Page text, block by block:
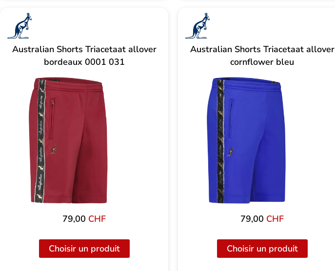
Australian Shorts Triacetaat allover
bordeaux 0001 031
79,00 CHF
Choisir un produit
Australian Shorts Triacetaat allover
cornflower bleu
79,00 CHF
Choisir un produit